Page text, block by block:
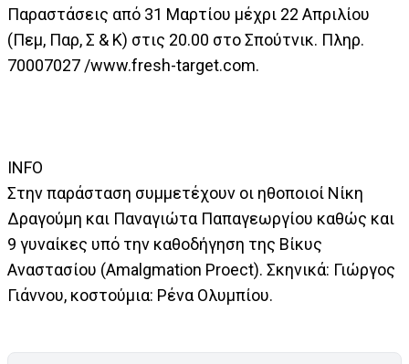
Παραστάσεις από 31 Μαρτίου μέχρι 22 Απριλίου
(Πεμ, Παρ, Σ & Κ) στις 20.00 στο Σπούτνικ. Πληρ.
70007027 /www.fresh-target.com.
INFO
Στην παράσταση συμμετέχουν οι ηθοποιοί Νίκη
Δραγούμη και Παναγιώτα Παπαγεωργίου καθώς και
9 γυναίκες υπό την καθοδήγηση της Βίκυς
Αναστασίου (Amalgmation Proect). Σκηνικά: Γιώργος
Γιάννου, κοστούμια: Ρένα Ολυμπίου.